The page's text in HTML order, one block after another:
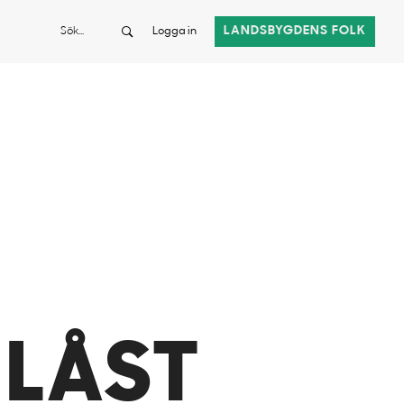
Sök Logga in LANDSBYGDENS FOLK